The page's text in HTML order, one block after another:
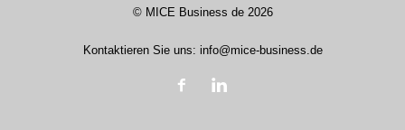
© MICE Business de2026
Kontaktieren Sie uns: info@mice-business.de